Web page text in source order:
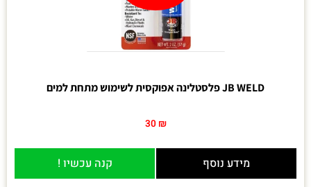
JB WELD פלסטלינה אפוקסית לשימוש מתחת למים
30 ₪
מידע נוסף קנה עכשיו !